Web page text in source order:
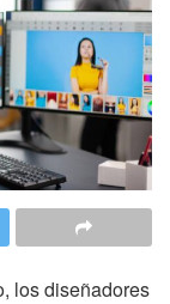
los diseñadores